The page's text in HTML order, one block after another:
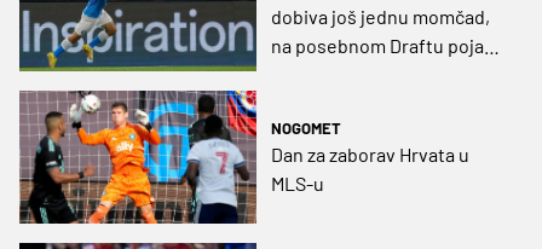
dobiva još jednu momčad,
na posebnom Draftu pojavili
NOGOMET
Dan za zaborav Hrvata u
MLS-u